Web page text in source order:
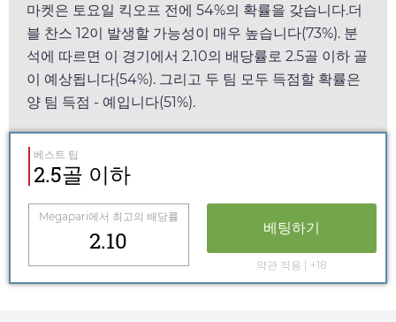
마켓은 토요일 킥오프 전에 54%의 확률을 갖습니다.더
블 찬스 12이 발생할 가능성이 매우 높습니다(73%). 분
석에 따르면 이 경기에서 2.10의 배당률로 2.5골 이하 골
이 예상됩니다(54%). 그리고 두 팀 모두 득점할 확률은
양 팀 득점 - 예입니다(51%).
베스트 팁
2.5골 이하
Megapari에서 최고의 배당률
2.10 베팅하기
약관 적용 | +18